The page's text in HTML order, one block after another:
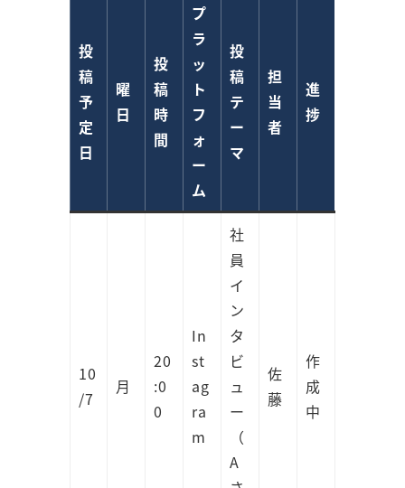
投
稿
予
定
日
曜
日
投
稿
時
間
プ
ラ
ッ
ト
フ
ォ
ー
ム
投
稿
テ
ー
マ
担
当
者
進
捗
10
/7
月
20
:0
0
In
st
ag
ra
m
社
員
イ
ン
タ
ビ
ュ
ー
（
A
佐
藤
作
成
中